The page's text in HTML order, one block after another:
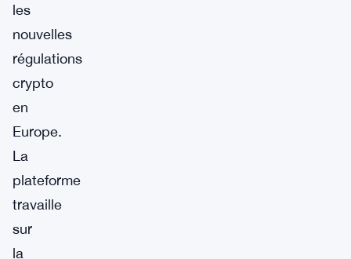
les
nouvelles
régulations
crypto
en
Europe.
La
plateforme
travaille
sur
la